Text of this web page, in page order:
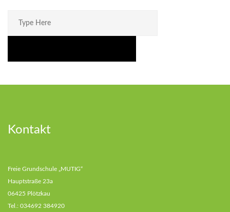
Search
Kontakt
Freie Grundschule „MUTIG“
Hauptstraße 23a
06425 Plötzkau
Tel.: 034692 384920